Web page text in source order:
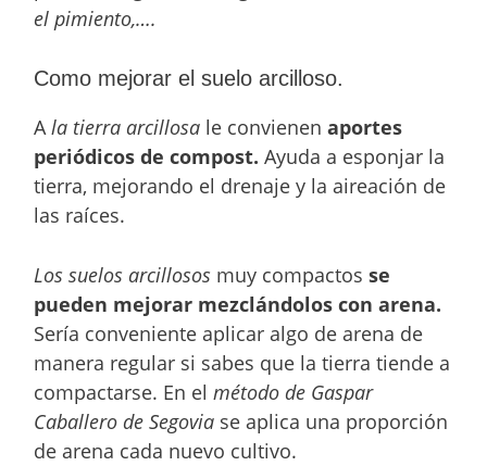
el pimiento,….
Como mejorar el suelo arcilloso.
A la tierra arcillosa le convienen aportes
periódicos de compost. Ayuda a esponjar la
tierra, mejorando el drenaje y la aireación de
las raíces.
Los suelos arcillosos muy compactosse
pueden mejorar mezclándolos con arena.
Sería conveniente aplicar algo de arena de
manera regular si sabes que la tierra tiende a
compactarse. En elmétodo de Gaspar
Caballero de Segovia se aplica una proporción
de arena cada nuevo cultivo.